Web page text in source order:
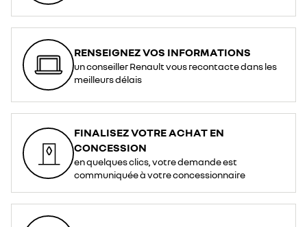
RENSEIGNEZ VOS INFORMATIONS
un conseiller Renault vous recontacte dans les
meilleurs délais
FINALISEZ VOTRE ACHAT EN
CONCESSION
en quelques clics, votre demande est
communiquée à votre concessionnaire